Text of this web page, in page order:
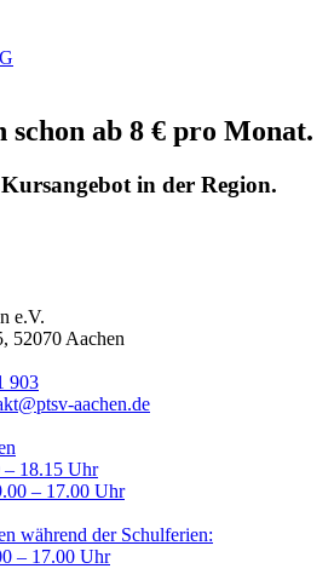
ab 8 € pro Monat.
in der Region.
e.V.
52070 Aachen
903
aachen.de
18.15 Uhr
– 17.00 Uhr
während der Schulferien:
– 17.00 Uhr